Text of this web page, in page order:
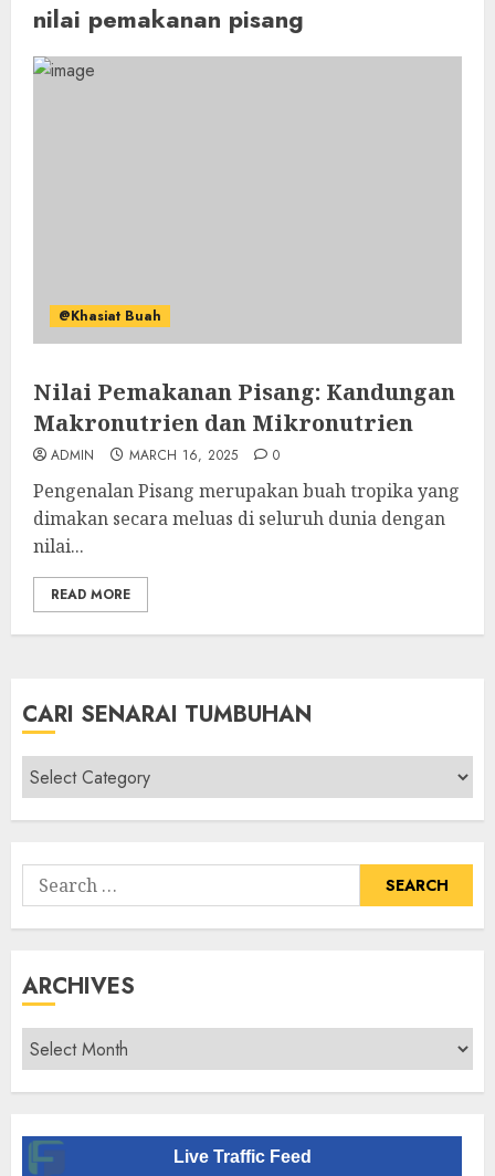
nilai pemakanan pisang
@Khasiat Buah
Nilai Pemakanan Pisang: Kandungan
Makronutrien dan Mikronutrien
ADMIN MARCH 16, 2025 0
Pengenalan Pisang merupakan buah tropika yang
dimakan secara meluas di seluruh dunia dengan
nilai...
READ MORE
CARI SENARAI TUMBUHAN
Cari
Senarai
Tumbuhan
Search
for:
ARCHIVES
Archives
Live Traffic Feed